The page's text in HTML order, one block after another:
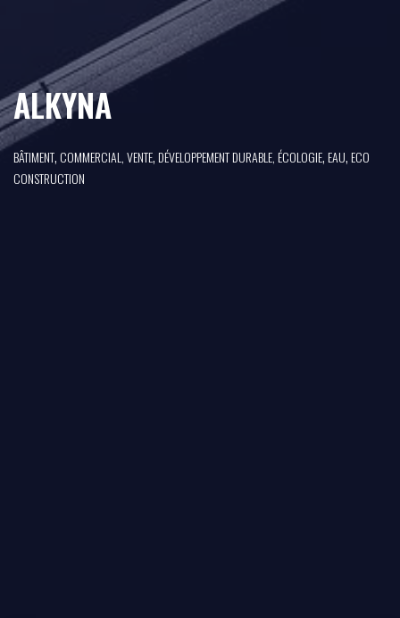
ALKYNA
BÂTIMENT,COMMERCIAL, VENTE,DÉVELOPPEMENT DURABLE, ÉCOLOGIE,EAU,ECO
CONSTRUCTION